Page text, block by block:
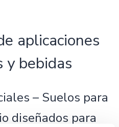
aplicaciones
y bebidas
– Suelos para
diseñados para